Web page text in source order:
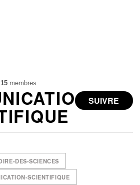
15 membres
SUIVRE
DES-SCIENCES
SCIENTIFIQUE